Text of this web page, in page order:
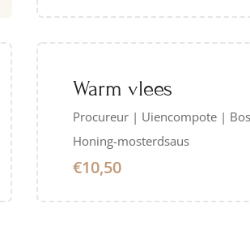
Warm vlees
Procureur | Uiencompote |
Honing-mosterdsaus
€10,50